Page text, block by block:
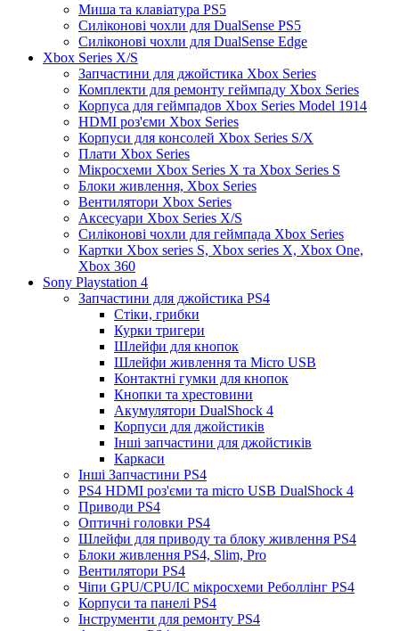
Миша та клавіатура PS5
Силіконові чохли для DualSense PS5
Силіконові чохли для DualSense Edge
Xbox Series X/S
Запчастини для джойстика Xbox Series
Комплекти для ремонту геймпаду Xbox Series
Корпуса для геймпадов Xbox Series Model 1914
HDMI роз'єми Xbox Series
Корпуси для консолей Xbox Series S/X
Плати Xbox Series
Мікросхеми Xbox Series X та Xbox Series S
Блоки живлення, Xbox Series
Вентилятори Xbox Series
Аксесуари Xbox Series X/S
Силіконові чохли для геймпада Xbox Series
Картки Xbox series S, Xbox series X, Xbox One,
Xbox 360
Sony Playstation 4
Запчастини для джойстика PS4
Стіки, грибки
Курки тригери
Шлейфи для кнопок
Шлейфи живлення та Micro USB
Контактні гумки для кнопок
Кнопки та хрестовини
Акумулятори DualShock 4
Корпуси для джойстиків
Інші запчастини для джойстиків
Каркаси
Інші Запчастини PS4
PS4 HDMI роз'єми та micro USB DualShock 4
Приводи PS4
Оптичні головки PS4
Шлейфи для приводу та блоку живлення PS4
Блоки живлення PS4, Slim, Pro
Вентилятори PS4
Чіпи GPU/CPU/IC мікросхеми Реболлінг PS4
Корпуси та панелі PS4
Інструменти для ремонту PS4